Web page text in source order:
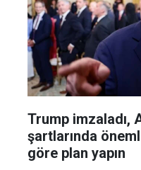
Trump imzaladı,
şartlarında
göre plan yapın